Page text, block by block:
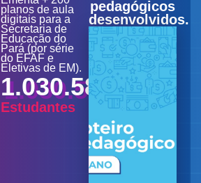
planos de aula
digitais para a
Secretaria de
Educação do
Pará (por série
do EFAF e
Eletivas de EM).
1.030.584
Estudantes
pedagógicos
desenvolvidos.